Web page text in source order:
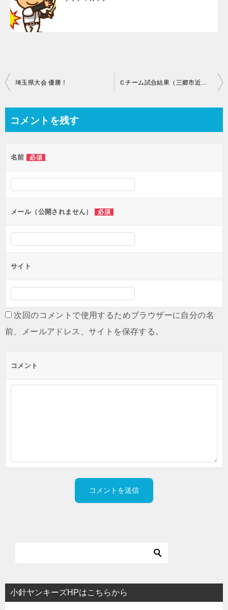
投
ビ
ー
シ
ン
埼玉県大会 優勝！ Ｃチーム試合結果（三郷市近隣低学年）
コメントを残す
名前 必須
メール（公開されません） 必須
サイト
次回のコメントで使用するためブラウザーに自分の名
前、メールアドレス、サイトを保存する。
コメント
小針ヤンキーズHPはこちらから